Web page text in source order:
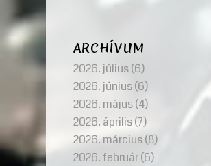
ARCHÍVUM
2026. július(6)
2026. június(6)
2026. május(4)
2026. április(7)
2026. március(8)
2026. február(6)